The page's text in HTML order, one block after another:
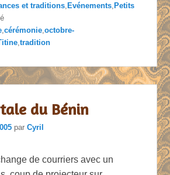
et traditions Evénements Petits
,cérémonie ,octobre-
,tradition
du Bénin
parCyril
de courriers avec un